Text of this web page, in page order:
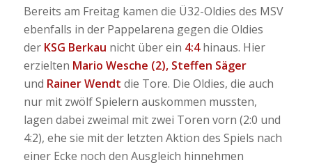
Bereits am Freitag kamen die Ü32-Oldies des MSV
ebenfalls in der Pappelarena gegen die Oldies
der KSG Berkau nicht über ein 4:4hinaus. Hier
erzielten Mario Wesche (2), Steffen Säger
und Rainer Wendt die Tore. Die Oldies, die auch
nur mit zwölf Spielern auskommen mussten,
lagen dabei zweimal mit zwei Toren vorn (2:0 und
4:2), ehe sie mit der letzten Aktion des Spiels nach
einer Ecke noch den Ausgleich hinnehmen